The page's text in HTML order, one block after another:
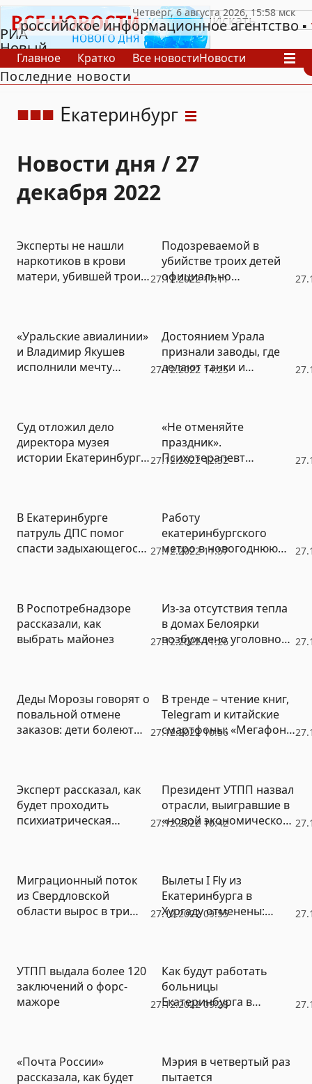
РИА
Новый
День
российское информационное агентство
Главное Кратко Все новостиНовости
В России
В мире
Последние новости
Екатеринбург
Новости дня / 27
декабря 2022
27.12.2022 17:11
Эксперты не нашли
наркотиков в крови
матери, убившей троих
Подозреваемой в
убийстве троих детей
официально
27.12.2022 14:25
«Уральские авиалинии»
и Владимир Якушев
исполнили мечту
Достоянием Урала
признали заводы, где
делают танки и
27.12.2022 12:32
Суд отложил дело
директора музея
истории Екатеринбурга
«Не отменяйте
праздник».
Психотерапевт
27.12.2022 11:57
В Екатеринбурге
патруль ДПС помог
спасти задыхающегося
Работу
екатеринбургского
метро в новогоднюю
27.12.2022 11:26
В Роспотребнадзоре
рассказали, как
выбрать майонез
Из-за отсутствия тепла
в домах Белоярки
возбуждено уголовное
27.12.2022 10:56
Деды Морозы говорят о
повальной отмене
заказов: дети болеют
В тренде – чтение книг,
Telegram и китайские
смартфоны: «Мегафон»
27.12.2022 10:42
Эксперт рассказал, как
будет проходить
психиатрическая
Президент УТПП назвал
отрасли, выигравшие в
«новой экономической
27.12.2022 09:55
Миграционный поток
из Свердловской
области вырос в три
Вылеты I Fly из
Екатеринбурга в
Хургаду отменены:
27.12.2022 09:28
УТПП выдала более 120
заключений о форс-
мажоре
Как будут работать
больницы
Екатеринбурга в
«Почта России»
рассказала, как будет
Мэрия в четвертый раз
пытается